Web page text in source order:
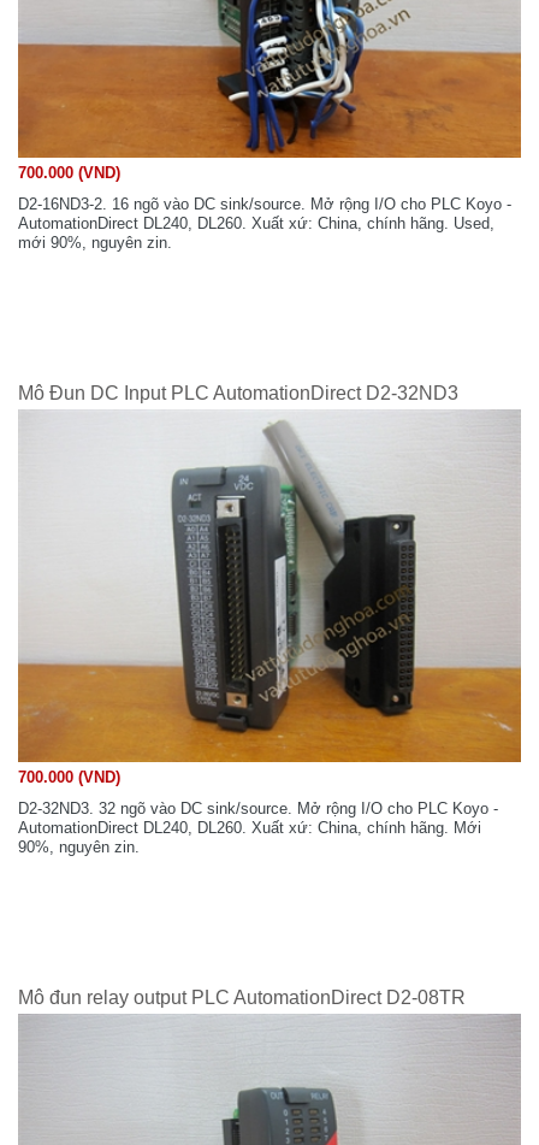
700.000 (VND)
D2-16ND3-2. 16 ngõ vào DC sink/source. Mở rộng I/O cho PLC Koyo -
AutomationDirect DL240, DL260. Xuất xứ: China, chính hãng. Used,
mới 90%, nguyên zin.
Mô Đun DC Input PLC AutomationDirect D2-32ND3
700.000 (VND)
D2-32ND3. 32 ngõ vào DC sink/source. Mở rộng I/O cho PLC Koyo -
AutomationDirect DL240, DL260. Xuất xứ: China, chính hãng. Mới
90%, nguyên zin.
Mô đun relay output PLC AutomationDirect D2-08TR